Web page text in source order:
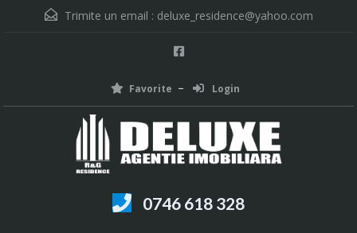
Trimite un email : deluxe_residence@yahoo.com
Favorite Login
0746 618 328